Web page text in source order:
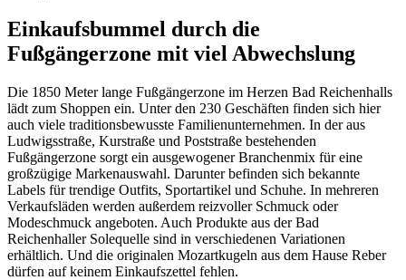
Einkaufsbummel durch die
Fußgängerzone mit viel Abwechslung
Die 1850 Meter lange Fußgängerzone im Herzen Bad Reichenhalls
lädt zum Shoppen ein. Unter den 230 Geschäften finden sich hier
auch viele traditionsbewusste Familienunternehmen. In der aus
Ludwigsstraße, Kurstraße und Poststraße bestehenden
Fußgängerzone sorgt ein ausgewogener Branchenmix für eine
großzügige Markenauswahl. Darunter befinden sich bekannte
Labels für trendige Outfits, Sportartikel und Schuhe. In mehreren
Verkaufsläden werden außerdem reizvoller Schmuck oder
Modeschmuck angeboten. Auch Produkte aus der Bad
Reichenhaller Solequelle sind in verschiedenen Variationen
erhältlich. Und die originalen Mozartkugeln aus dem Hause Reber
dürfen auf keinem Einkaufszettel fehlen.